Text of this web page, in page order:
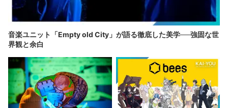
音楽ユニット「Empty old City」が語る徹底した美学──強固な世
界観と余白